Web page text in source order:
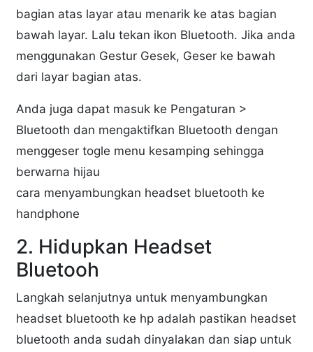
bagian atas layar atau menarik ke atas bagian
bawah layar. Lalu tekan ikon Bluetooth. Jika anda
menggunakan Gestur Gesek, Geser ke bawah
dari layar bagian atas.
Anda juga dapat masuk ke Pengaturan >
Bluetooth dan mengaktifkan Bluetooth dengan
menggeser togle menu kesamping sehingga
berwarna hijau
cara menyambungkan headset bluetooth ke
handphone
2. Hidupkan Headset
Bluetooh
Langkah selanjutnya untuk menyambungkan
headset bluetooth ke hp adalah pastikan headset
bluetooth anda sudah dinyalakan dan siap untuk